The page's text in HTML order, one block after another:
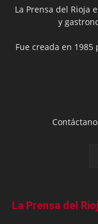
La Prensa del Rioja
y
Fue creada en
La Prensa del